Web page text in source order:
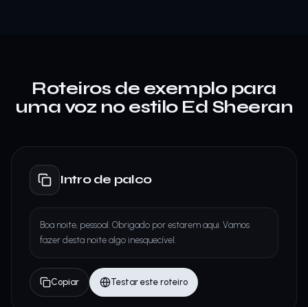
Roteiros de exemplo para
uma voz no estilo Ed Sheeran
Intro de palco
Boa noite, pessoal. Obrigado por estarem aqui. Vamos
fazer desta noite algo inesquecível.
Copiar Testar este roteiro